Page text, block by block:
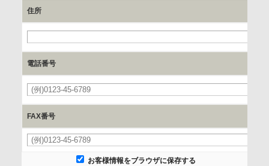
います。）に応じます。
す。
情報提供の任意性及び情報を与えなかった場合に本人に生じ
る結果
項目によってはお問い合わせ等に
ご回答できない場合がございます。
住所
電話番号
FAX番号
お客様情報をブラウザに保存する